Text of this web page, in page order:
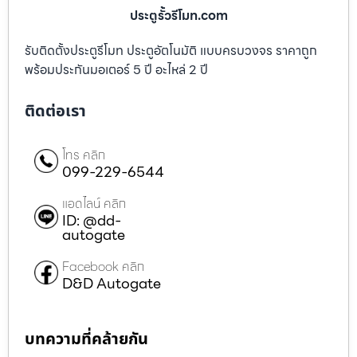
ประตูรั้วรีโมท.com
รับติดตั้งประตูรีโมท ประตูอัตโนมัติ แบบครบวงจร ราคาถูก
พร้อมประกันมอเตอร์ 5 ปี อะไหล่ 2 ปี
ติดต่อเรา
โทร คลิก
099-229-6544
แอดไลน์ คลิก
ID: @dd-
autogate
Facebook คลิก
D&D Autogate
บทความที่คล้ายกัน